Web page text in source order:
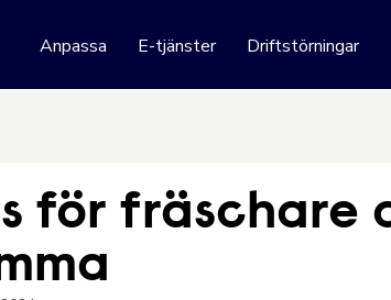
Anpassa E-tjänster Driftstörningar
för fräschare